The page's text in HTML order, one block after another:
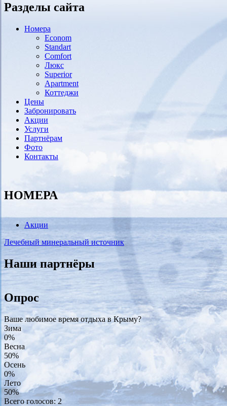
Разделы сайта
Номера
Econom
Standart
Comfort
Люкс
Superior
Аpartment
Коттеджи
Цены
Забронировать
Акции
Услуги
Партнёрам
Фото
Контакты
НОМЕРА
Акции
Лечебный минеральный источник
Наши партнёры
Опрос
Ваше любимое время отдыха в Крыму?
Зима
0%
Весна
50%
Осень
0%
Лето
50%
Всего голосов: 2